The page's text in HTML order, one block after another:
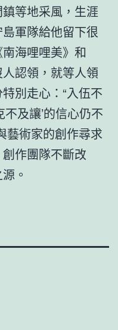
等地采風，生涯
軍隊給他留下很
海哩哩美》和
認領，就等人領
別走心：“入伍不
及讓’的信心仍不
藝術家的創作尋求
作團隊不斷改
。